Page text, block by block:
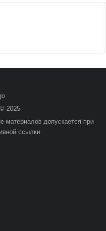
2025
материалов допускается при
ссылки